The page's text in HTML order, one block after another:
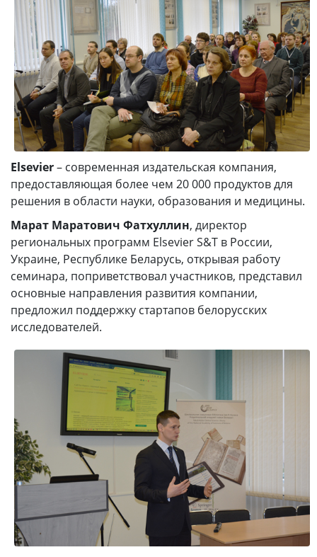
Elsevier– современная издательская компания,
предоставляющая более чем 20 000 продуктов для
решения в области науки, образования и медицины.
Марат Маратович Фатхуллин, директор
региональных программ Elsevier S&T в России,
Украине, Республике Беларусь, открывая работу
семинара, поприветствовал участников, представил
основные направления развития компании,
предложил поддержку стартапов белорусских
исследователей.